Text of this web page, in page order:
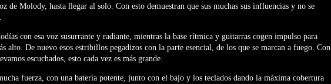
de Molody, hasta llegar al solo. Con esto demuestran que sus muchas sus influencias y no se
con esa voz susurrante y radiante, mientras la base rítmica y guitarras cogen impulso para
alto. De nuevo esos estribillos pegadizos con la parte esencial, de los que se marcan a fuego. Con
escuchados, esto cada vez es más grande.
fuerza, con una batería potente, junto con el bajo y los teclados dando la máxima cobertura